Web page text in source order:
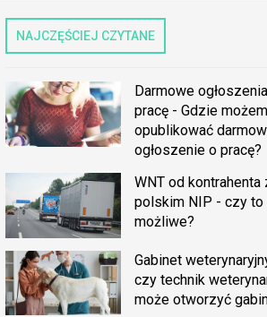
NAJCZĘŚCIEJ CZYTANE
Darmowe
pracę - Gdzie
opublikować
ogłoszenie o pracę?
WNT od kontrahenta
polskim NIP - czy to
możliwe?
Gabinet
czy technik
może otworzyć